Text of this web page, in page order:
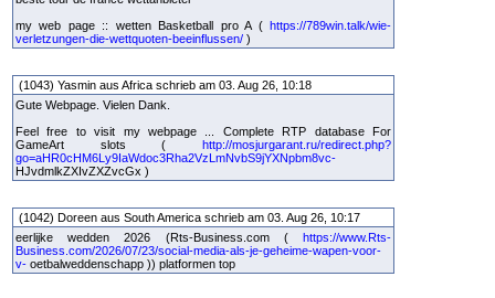
my web page :: wetten Basketball pro A ( https://789win.talk/wie-
verletzungen-die-wettquoten-beeinflussen/ )
(1043) Yasmin aus Africa schrieb am 03. Aug 26, 10:18
Gute Webpage. Vielen Dank.
Feel free to visit my webpage ... Complete RTP database For
GameArt slots ( http://mosjurgarant.ru/redirect.php?
go=aHR0cHM6Ly9IaWdoc3Rha2VzLmNvbS9jYXNpbm8vc-
HJvdmlkZXIvZXZvcGx )
(1042) Doreen aus South America schrieb am 03. Aug 26, 10:17
eerlijke wedden 2026 (Rts-Business.com ( https://www.Rts-
Business.com/2026/07/23/social-media-als-je-geheime-wapen-voor-
v- oetbalweddenschapp )) platformen top